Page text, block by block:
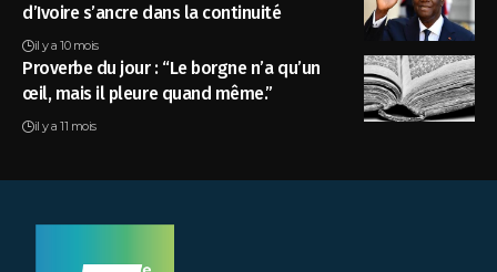
d’Ivoire s’ancre dans la continuité
il y a 10 mois
Proverbe du jour : “Le borgne n’a qu’un
œil, mais il pleure quand même.”
il y a 11 mois